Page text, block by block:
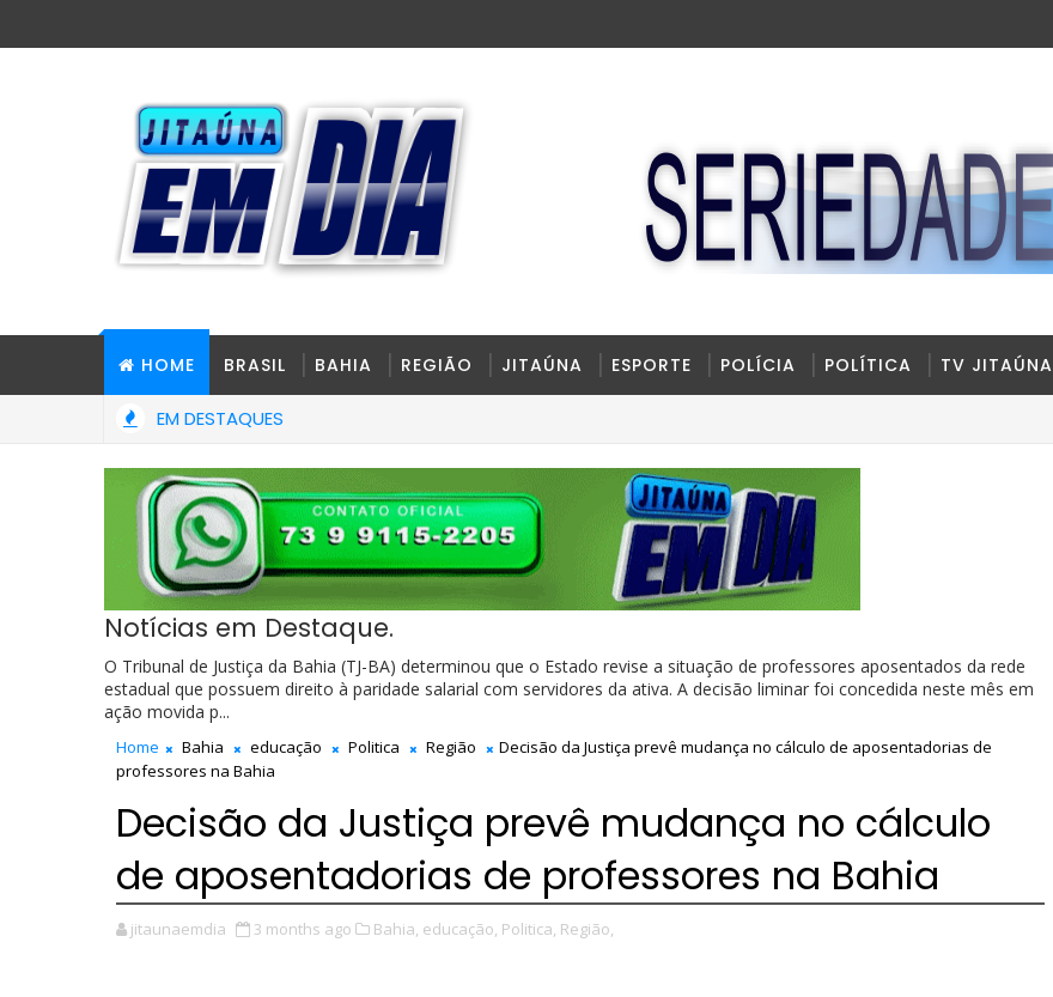
HOME BRASIL BAHIA REGIÃO JITAÚNA ESPORTE POLÍCIA POLÍTICA TV JITAÚNA
EM DESTAQUES
Notícias em Destaque.
O Tribunal de Justiça da Bahia (TJ-BA) determinou que o Estado revise a situação de professores aposentados da rede
estadual que possuem direito à paridade salarial com servidores da ativa. A decisão liminar foi concedida neste mês em
ação movida p...
Home Bahia educação Politica Região
Decisão da Justiça prevê mudança no cálculo de aposentadorias de
professores na Bahia
Decisão da Justiça prevê mudança no cálculo
de aposentadorias de professores na Bahia
jitaunaemdia 3 months ago Bahia, educação, Politica, Região,